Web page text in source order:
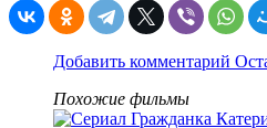
Добавить комментарий
Похожие фильмы